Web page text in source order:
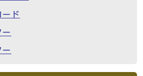
ード
ー
ー